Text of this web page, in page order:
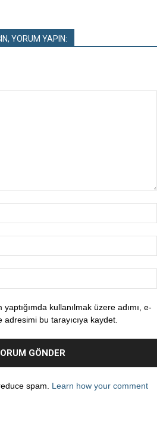
YORUM YAPIN:
kullanılmak üzere adımı, e-
bu tarayıcıya kaydet.
spam. Learn how your comment